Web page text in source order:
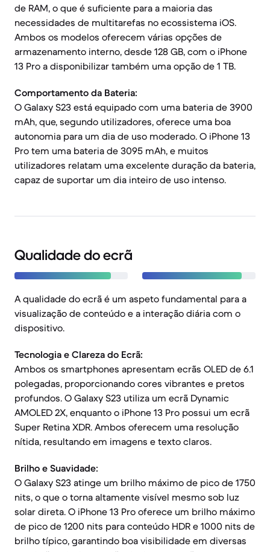
de RAM, o que é suficiente para a maioria das
necessidades de multitarefas no ecossistema iOS.
Ambos os modelos oferecem várias opções de
armazenamento interno, desde 128 GB, com o iPhone
13 Pro a disponibilizar também uma opção de 1 TB.
Comportamento da Bateria:
O Galaxy S23 está equipado com uma bateria de 3900
mAh, que, segundo utilizadores, oferece uma boa
autonomia para um dia de uso moderado. O iPhone 13
Pro tem uma bateria de 3095 mAh, e muitos
utilizadores relatam uma excelente duração da bateria,
capaz de suportar um dia inteiro de uso intenso.
Qualidade do ecrã
A qualidade do ecrã é um aspeto fundamental para a
visualização de conteúdo e a interação diária com o
dispositivo.
Tecnologia e Clareza do Ecrã:
Ambos os smartphones apresentam ecrãs OLED de 6.1
polegadas, proporcionando cores vibrantes e pretos
profundos. O Galaxy S23 utiliza um ecrã Dynamic
AMOLED 2X, enquanto o iPhone 13 Pro possui um ecrã
Super Retina XDR. Ambos oferecem uma resolução
nítida, resultando em imagens e texto claros.
Brilho e Suavidade:
O Galaxy S23 atinge um brilho máximo de pico de 1750
nits, o que o torna altamente visível mesmo sob luz
solar direta. O iPhone 13 Pro oferece um brilho máximo
de pico de 1200 nits para conteúdo HDR e 1000 nits de
brilho típico, garantindo boa visibilidade em diversas